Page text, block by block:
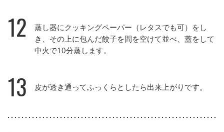
12
蒸し器にクッキングペーパー（レタスでも可）をし
き、その上に包んだ餃子を間を空けて並べ、蓋をして
中火で10分蒸します。
13 皮が透き通ってふっくらとしたら出来上がりです。